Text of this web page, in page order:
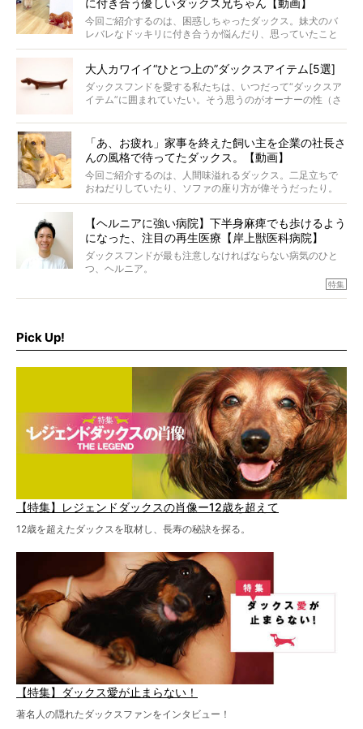
に付き合う優しいダックス兄ちゃん【動画】
今回ご紹介するのは、困惑しちゃったダックス。妹犬のバ
レバレなドッキリに付き合うか悩んだり、思っていたこと
と違う事態に陥ったり。そんなお悩み全開なダックスの様
大人カワイイ“ひとつ上の”ダックスアイテム[5選]
ダックスフンドを愛する私たちは、いつだって“ダックスア
イテム”に囲まれていたい。そう思うのがオーナーの性（さ
ムをご紹介。
「あ、お疲れ」家事を終えた飼い主を企業の社長さ
んの風格で待ってたダックス。【動画】
今回ご紹介するのは、人間味溢れるダックス。二足立ちで
おねだりしていたり、ソファの座り方が偉そうだったり。
今にも言葉を発しそうなダックスの姿は、もう人間にしか
【ヘルニアに強い病院】下半身麻痺でも歩けるよう
になった、注目の再生医療【岸上獣医科病院】
ダックスフンドが最も注意しなければならない病気のひと
つ、ヘルニア。
特集『ヘルニアに、負けない』では、ヘルニアに強い動物
を点滴投与する治療により、歩けなかった子が投与37日で
特集
Pick Up!
【特集】レジェンドダックスの肖像ー12歳を超えて
12歳を超えたダックスを取材し、長寿の秘訣を探る。
【特集】ダックス愛が止まらない！
著名人の隠れたダックスファンをインタビュー！